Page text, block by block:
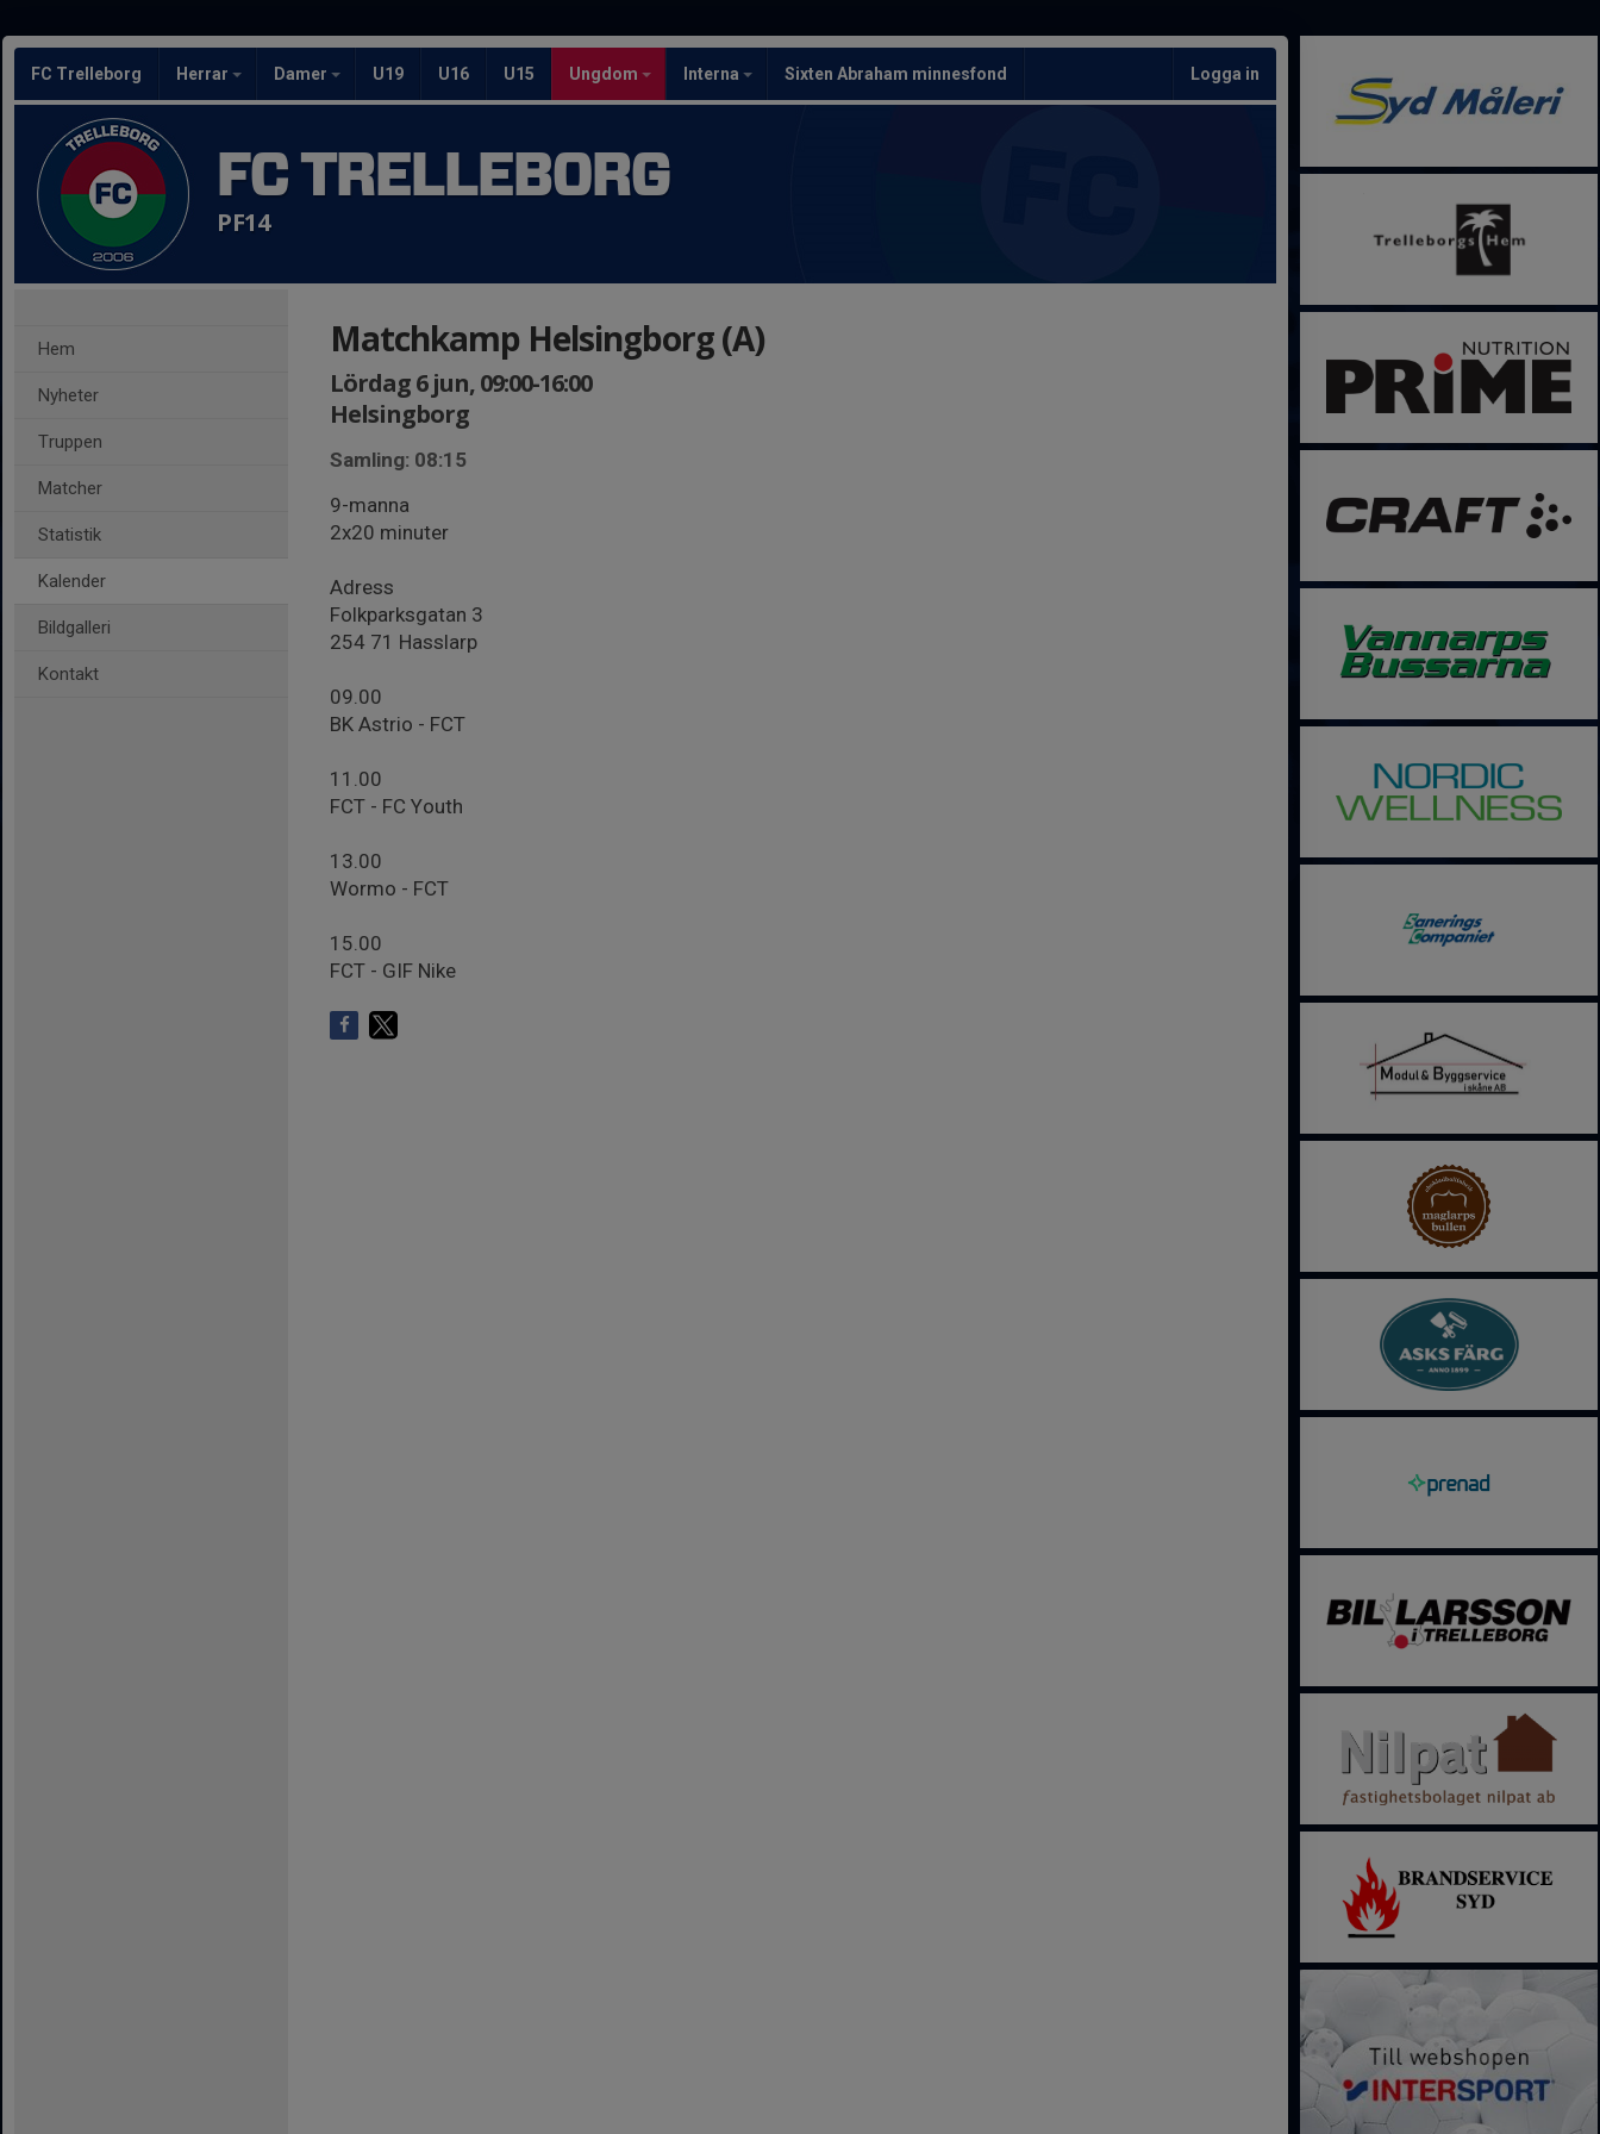
FC Trelleborg Herrar Damer U19 U16 U15 Ungdom Interna Sixten Abraham minnesfond Logga in
FC TRELLEBORG
PF14
Hem
Nyheter
Truppen
Matcher
Statistik
Kalender
Bildgalleri
Kontakt
Matchkamp Helsingborg (A)
Lördag 6 jun, 09:00-16:00
Helsingborg
Samling: 08:15
9-manna
2x20 minuter
Adress
Folkparksgatan 3
254 71 Hasslarp
09.00
BK Astrio - FCT
11.00
FCT - FC Youth
13.00
Wormo - FCT
15.00
FCT - GIF Nike